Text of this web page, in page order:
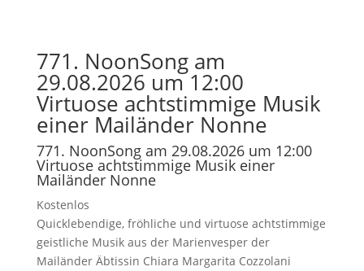
771. NoonSong am
29.08.2026 um 12:00
Virtuose achtstimmige Musik
einer Mailänder Nonne
771. NoonSong am 29.08.2026 um 12:00
Virtuose achtstimmige Musik einer
Mailänder Nonne
Kostenlos
Quicklebendige, fröhliche und virtuose achtstimmige
geistliche Musik aus der Marienvesper der
Mailänder Äbtissin Chiara Margarita Cozzolani